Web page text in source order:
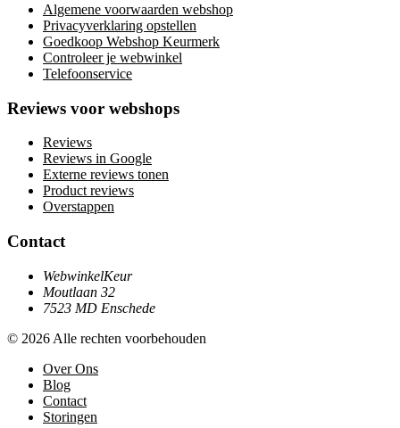
Algemene voorwaarden webshop
Privacyverklaring opstellen
Goedkoop Webshop Keurmerk
Controleer je webwinkel
Telefoonservice
Reviews voor webshops
Reviews
Reviews in Google
Externe reviews tonen
Product reviews
Overstappen
Contact
WebwinkelKeur
Moutlaan 32
7523 MD Enschede
© 2026 Alle rechten voorbehouden
Over Ons
Blog
Contact
Storingen